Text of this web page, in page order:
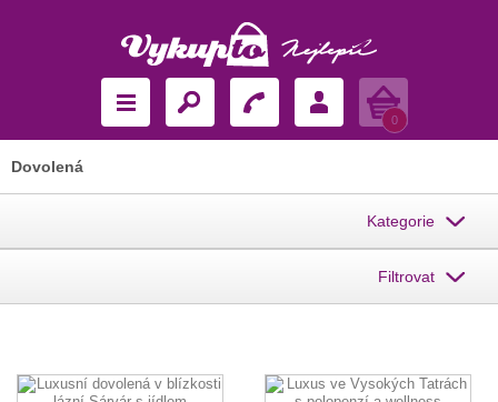
Košík
0
Dovolená
Kategorie
Filtrovat